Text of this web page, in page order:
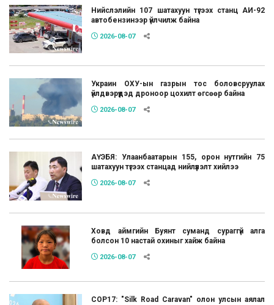
Нийслэлийн 107 шатахуун түгээх станц АИ-92
автобензинээр үйлчилж байна
2026-08-07
Украин ОХУ-ын газрын тос боловсруулах
үйлдвэрүүдэд дроноор цохилт өгсөөр байна
2026-08-07
АҮЭБЯ: Улаанбаатарын 155, орон нутгийн 75
шатахуун түгээх станцад нийлүүлэлт хийлээ
2026-08-07
Ховд аймгийн Буянт суманд сураггүй алга
болсон 10 настай охиныг хайж байна
2026-08-07
COP17: "Silk Road Caravan" олон улсын аялал